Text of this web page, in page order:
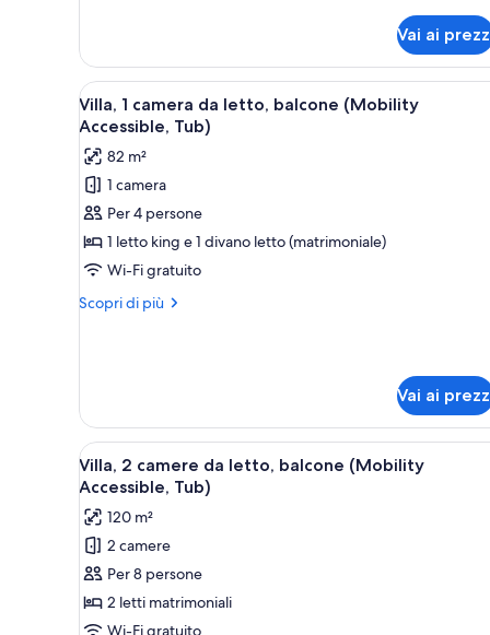
balcone
(Mobility
Accessible,
Tub)
1
letto
king
con
letto,
balcone
(Mobility
Accessible,
Tub)
Vai ai
Apri
tutte
le
foto
per
Villa,
1
camera
da
letto,
Tub)
Una cucina moderna con un
5
Villa, 1 camera da letto, balcone (Mobility
Accessible, Tub)
82 m²
1 camera
Per 4 persone
1 letto king e 1 divano letto (matrimoniale)
Wi-Fi gratuito
Scopri di più
Altri
da
letto,
balcone
(Mobility
Accessible,
Tub)
Vai ai
Apri
tutte
le
foto
per
Villa,
2
camere
Camera d'albergo con un
9
Villa, 2 camere da letto, balcone (Mobility
Accessible, Tub)
120 m²
2 camere
Per 8 persone
2 letti matrimoniali
Wi-Fi gratuito